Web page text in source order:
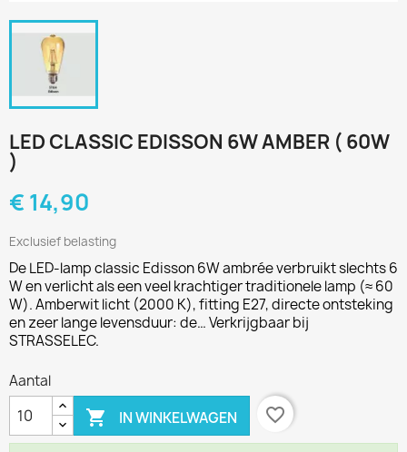
LED CLASSIC EDISSON 6W AMBER ( 60W
)
€ 14,90
Exclusief belasting
De LED-lamp classic Edisson 6W ambrée verbruikt slechts 6
W en verlicht als een veel krachtiger traditionele lamp (≈ 60
W). Amberwit licht (2000 K), fitting E27, directe ontsteking
en zeer lange levensduur: de… Verkrijgbaar bij
STRASSELEC.
Aantal
 IN WINKELWAGEN favorite_border